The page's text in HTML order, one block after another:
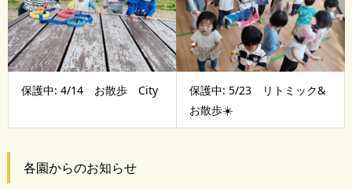
保護中: 4/14 お散歩 City
保護中: 5/23 リトミック&
お散歩☀️
各園からのお知らせ